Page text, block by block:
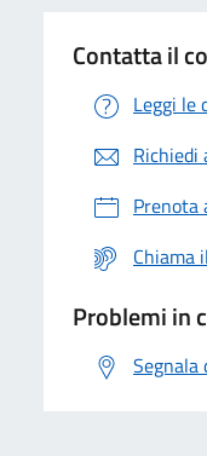
Contatta il
Leggi le
Richiedi
Prenota
Chiama
Problemi in
Segnala